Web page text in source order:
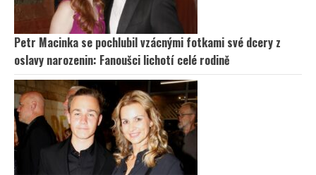
Petr Macinka se pochlubil vzácnými fotkami své dcery z
oslavy narozenin: Fanoušci lichotí celé rodině